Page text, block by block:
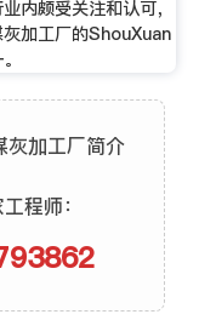
内颇受关注和认可，
加工厂的ShouXuan
灰加工厂简介
程师：